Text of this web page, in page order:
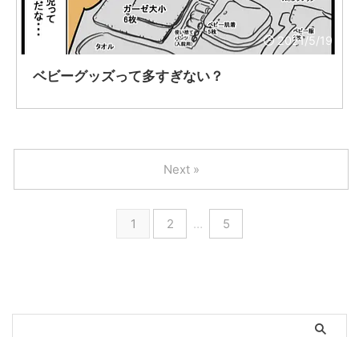
2021/5/19
ベビーグッズって多すぎない？
1 2 … 5
Next »